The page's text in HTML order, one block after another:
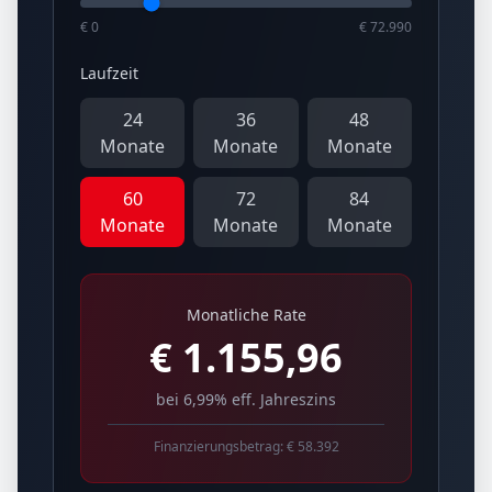
€ 0 € 72.990
Laufzeit
24
Monate
36
Monate
48
Monate
60
Monate
72
Monate
84
Monate
Monatliche Rate
€ 1.155,96
bei 6,99% eff. Jahreszins
Finanzierungsbetrag: € 58.392